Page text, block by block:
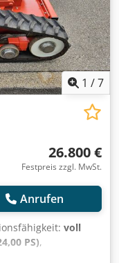
/ Leasing
1 /7
26.800 €
Festpreis zzgl. MwSt.
Anrufen
voll
PS),